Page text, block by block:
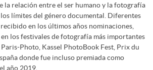
la relación entre el ser humano y la fotografía
límites del género documental. Diferentes
en los últimos años nominaciones,
los festivales de fotografía más importantes
Photo, Kassel PhotoBook Fest, Prix du
donde fue incluso premiada como
año 2019.